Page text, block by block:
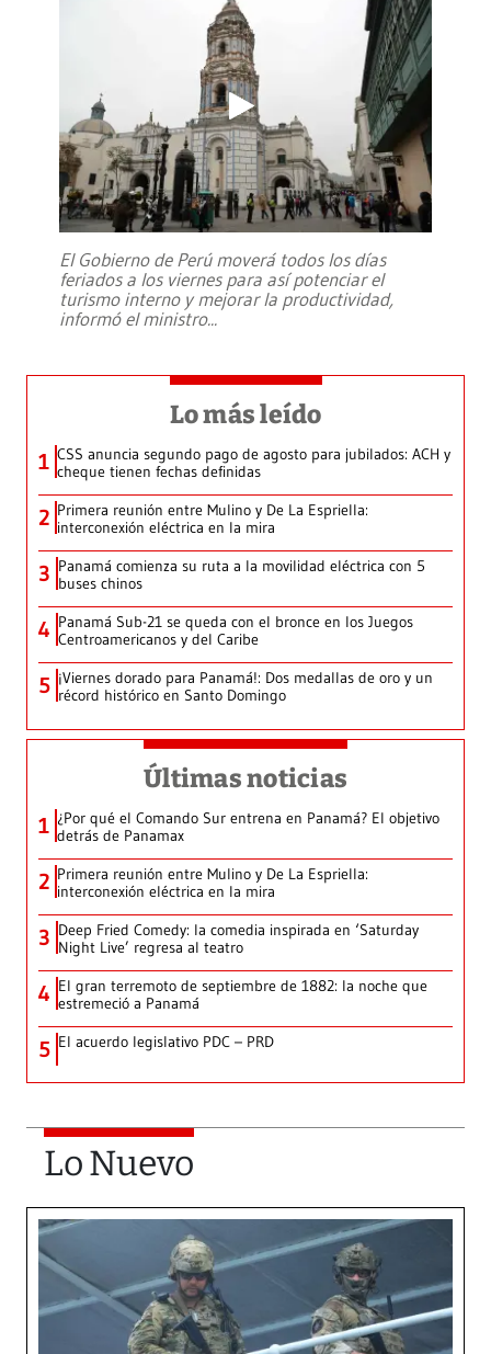
El Gobierno de Perú moverá todos los días
feriados a los viernes para así potenciar el
turismo interno y mejorar la productividad,
informó el ministro...
Lo más leído
1 CSS anuncia segundo pago de agosto para jubilados: ACH y
cheque tienen fechas definidas
2 Primera reunión entre Mulino y De La Espriella:
interconexión eléctrica en la mira
3 Panamá comienza su ruta a la movilidad eléctrica con 5
buses chinos
4 Panamá Sub-21 se queda con el bronce en los Juegos
Centroamericanos y del Caribe
5 ¡Viernes dorado para Panamá!: Dos medallas de oro y un
récord histórico en Santo Domingo
Últimas noticias
1 ¿Por qué el Comando Sur entrena en Panamá? El objetivo
detrás de Panamax
2 Primera reunión entre Mulino y De La Espriella:
interconexión eléctrica en la mira
3 Deep Fried Comedy: la comedia inspirada en ‘Saturday
Night Live’ regresa al teatro
4 El gran terremoto de septiembre de 1882: la noche que
estremeció a Panamá
5 El acuerdo legislativo PDC – PRD
Lo Nuevo